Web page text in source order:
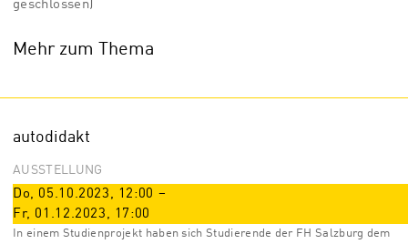
geschlossen)
Mehr zum Thema
autodidakt
AUSSTELLUNG
Do, 05.10.2023, 12:00 –
Fr, 01.12.2023, 17:00
In einem Studienprojekt haben sich Studierende der FH Salzburg dem